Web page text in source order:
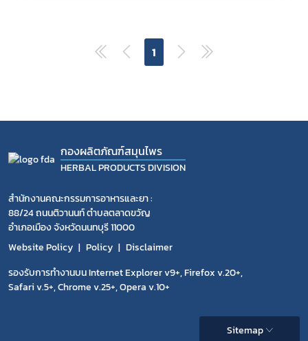
1
กองผลิตภัณฑ์สมุนไพร
HERBAL PRODUCTS DIVISION
สำนักงานคณะกรรมการอาหารและยา :
88/24 ถนนติวานนท์ ตำบลตลาดขวัญ
อำเภอเมือง จังหวัดนนทบุรี 11000
Website Policy
Policy
Disclaimer
รองรับการทำงานบน Internet Explorer v9+, Firefox v.20+,
Safari v.5+, Chrome v.25+, Opera v.10+
Sitemap